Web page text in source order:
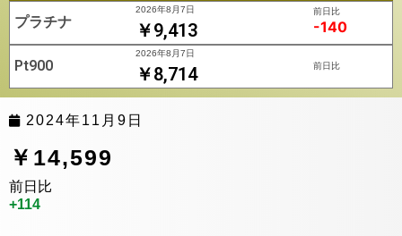
プラチナ ￥9,413
2026年8月7日 前日比
-140
Pt900 ￥8,714
2026年8月7日
前日比
2024年11月9日
￥14,599
前日比
+114